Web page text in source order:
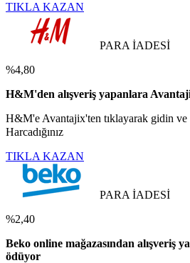
TIKLA KAZAN
PARA İADESİ
%4,80
H&M'den alışveriş yapanlara
H&M'e Avantajix'ten tıklayarak gidin ve
Harcadığınız
TIKLA KAZAN
PARA İADESİ
%2,40
Beko online mağazasından alışveriş
ödüyor